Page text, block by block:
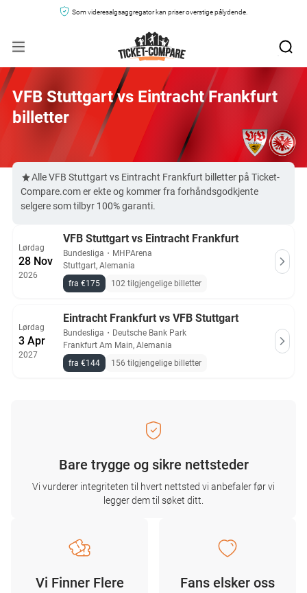
Som videresalgsaggregator kan priser overstige pålydende.
VFB Stuttgart vs Eintracht Frankfurt
billetter
Alle VFB Stuttgart vs Eintracht Frankfurt billetter på Ticket-
Compare.com er ekte og kommer fra forhåndsgodkjente
selgere som tilbyr 100% garanti.
Lørdag
28 Nov
2026
VFB Stuttgart vs Eintracht Frankfurt
Bundesliga ・ MHPArena
Stuttgart, Alemania
fra €175
102 tilgjengelige billetter
Lørdag
3 Apr
2027
Eintracht Frankfurt vs VFB Stuttgart
Bundesliga ・ Deutsche Bank Park
Frankfurt Am Main, Alemania
fra €144
156 tilgjengelige billetter
Bare trygge og sikre nettsteder
Vi vurderer integriteten til hvert nettsted vi anbefaler før vi
legger dem til søket ditt.
Vi Finner Flere
Fans elsker oss